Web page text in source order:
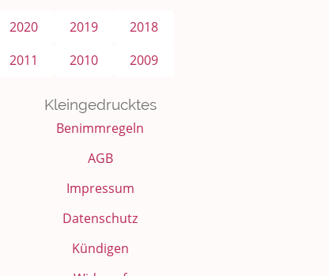
2020 2019
2018
2011 2010 2009
Kleingedrucktes
Benimmregeln
AGB
Impressum
Datenschutz
Kündigen